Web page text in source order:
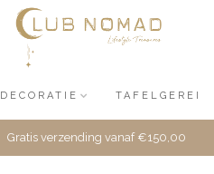
DECORATIE TAFELGEREI
Gratis verzending vanaf €150,00